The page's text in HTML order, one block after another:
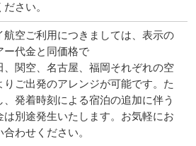
ださい。
航空ご利用につきましては、表示の
ー代金と同価格で
、関空、名古屋、福岡それぞれの空
りご出発のアレンジが可能です。た
、発着時刻による宿泊の追加に伴う
は別途発生いたします。お気軽にお
合わせください。